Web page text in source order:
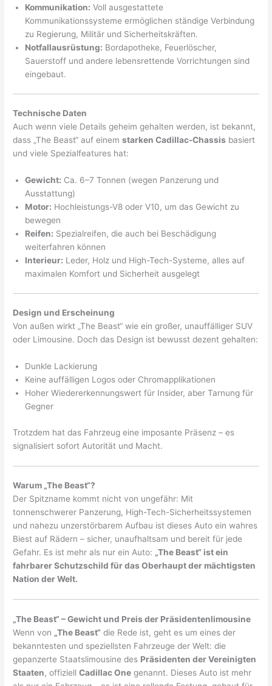
Kommunikation: Voll ausgestattete
Kommunikationssysteme ermöglichen ständige Verbindung
zu Regierung, Militär und Sicherheitskräften.
Notfallausrüstung: Bordapotheke, Feuerlöscher,
Sauerstoff und andere lebensrettende Vorrichtungen sind
eingebaut.
Technische Daten
Auch wenn viele Details geheim gehalten werden, ist bekannt,
dass „The Beast“ auf einemstarken Cadillac-Chassis basiert
und viele Spezialfeatures hat:
Gewicht: Ca. 6–7 Tonnen (wegen Panzerung und
Ausstattung)
Motor: Hochleistungs-V8 oder V10, um das Gewicht zu
bewegen
Reifen: Spezialreifen, die auch bei Beschädigung
weiterfahren können
Interieur: Leder, Holz und High-Tech-Systeme, alles auf
maximalen Komfort und Sicherheit ausgelegt
Design und Erscheinung
Von außen wirkt „The Beast“ wie ein großer, unauffälliger SUV
oder Limousine. Doch das Design ist bewusst dezent gehalten:
Dunkle Lackierung
Keine auffälligen Logos oder Chromapplikationen
Hoher Wiedererkennungswert für Insider, aber Tarnung für
Gegner
Trotzdem hat das Fahrzeug eine imposante Präsenz – es
signalisiert sofort Autorität und Macht.
Warum „The Beast“?
Der Spitzname kommt nicht von ungefähr: Mit
tonnenschwerer Panzerung, High-Tech-Sicherheitssystemen
und nahezu unzerstörbarem Aufbau ist dieses Auto ein wahres
Biest auf Rädern – sicher, unaufhaltsam und bereit für jede
Gefahr. Es ist mehr als nur ein Auto: „The Beast“ ist ein
fahrbarer Schutzschild für das Oberhaupt der mächtigsten
Nation der Welt.
„The Beast“ – Gewicht und Preis der Präsidentenlimousine
Wenn von „The Beast“ die Rede ist, geht es um eines der
bekanntesten und speziellsten Fahrzeuge der Welt: die
gepanzerte Staatslimousine des Präsidenten der Vereinigten
Staaten, offiziellCadillac One genannt. Dieses Auto ist mehr